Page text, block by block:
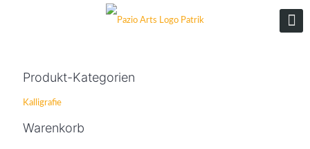
Produkt-Kategorien
Kalligrafie
Warenkorb